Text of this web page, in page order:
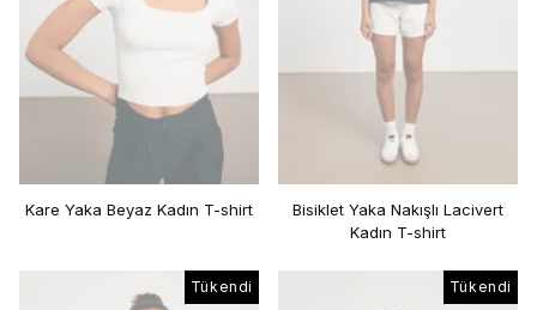
Kare Yaka Beyaz Kadın T-shirt
Bisiklet Yaka Nakışlı Lacivert
Kadın T-shirt
Tükendi Tükendi